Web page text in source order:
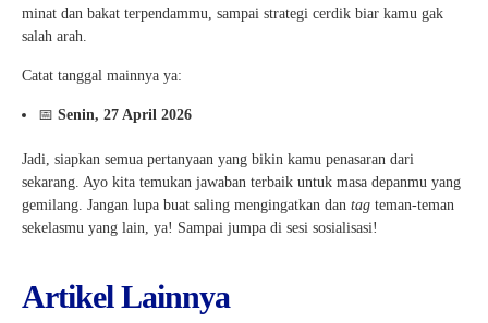
minat dan bakat terpendammu, sampai strategi cerdik biar kamu gak
salah arah.
Catat tanggal mainnya ya:
📅 Senin, 27 April 2026
Jadi, siapkan semua pertanyaan yang bikin kamu penasaran dari
sekarang. Ayo kita temukan jawaban terbaik untuk masa depanmu yang
gemilang. Jangan lupa buat saling mengingatkan dan tag teman-teman
sekelasmu yang lain, ya! Sampai jumpa di sesi sosialisasi!
Artikel Lainnya